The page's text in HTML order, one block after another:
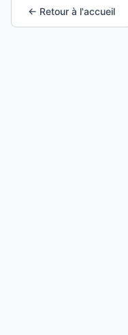
← Retour à l'accueil